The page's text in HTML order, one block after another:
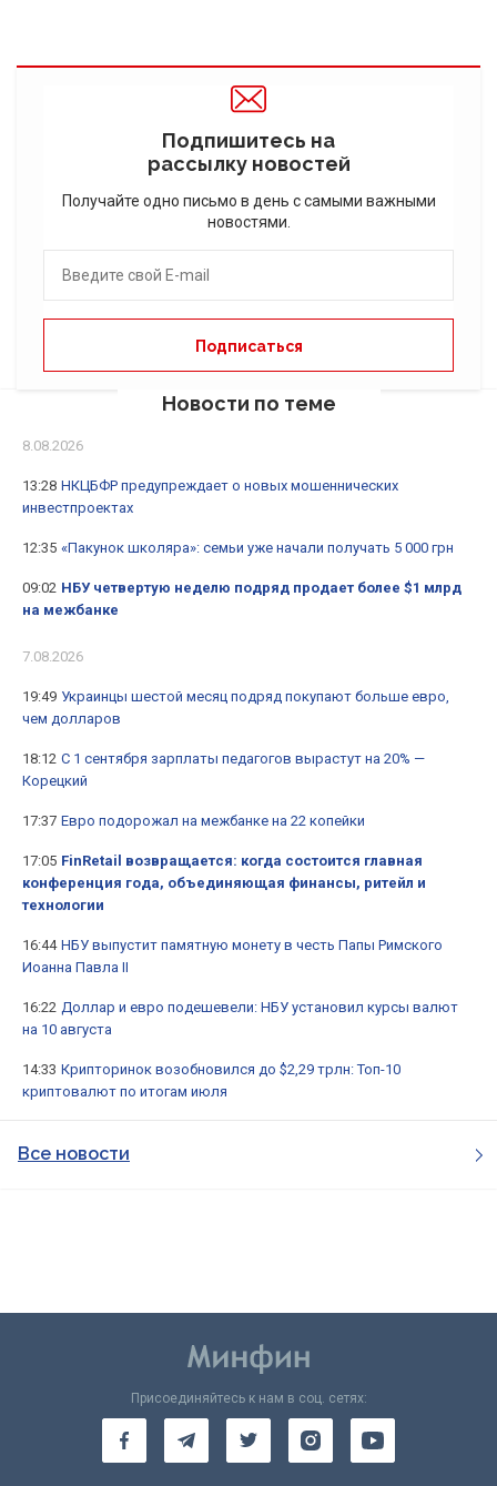
Подпишитесь на
рассылку новостей
Получайте одно письмо в день с самыми важными
новостями.
Новости по теме
8.08.2026
13:28 НКЦБФР предупреждает о новых мошеннических
инвестпроектах
12:35 «Пакунок школяра»: семьи уже начали получать 5 000 грн
09:02 НБУ четвертую неделю подряд продает более $1 млрд
на межбанке
7.08.2026
19:49 Украинцы шестой месяц подряд покупают больше евро,
чем долларов
18:12 С 1 сентября зарплаты педагогов вырастут на 20% —
Корецкий
17:37 Евро подорожал на межбанке на 22 копейки
17:05 FinRetail возвращается: когда состоится главная
конференция года, объединяющая финансы, ритейл и
технологии
16:44 НБУ выпустит памятную монету в честь Папы Римского
Иоанна Павла II
16:22 Доллар и евро подешевели: НБУ установил курсы валют
на 10 августа
14:33 Крипторинок возобновился до $2,29 трлн: Топ-10
криптовалют по итогам июля
Все новости
Присоединяйтесь к нам в соц. сетях: